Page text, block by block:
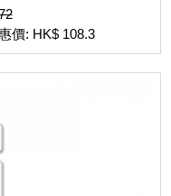
價: HK$ 108.3